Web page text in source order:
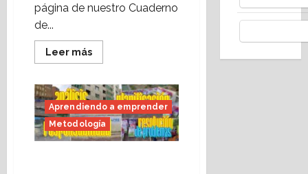
página de nuestro Cuaderno
de...
Leer másLeer
más
Aprendizaje
cooperativo.Aprendiendo
a
emprender:
las
capacidades
Aprendiendo a emprender
Metodología